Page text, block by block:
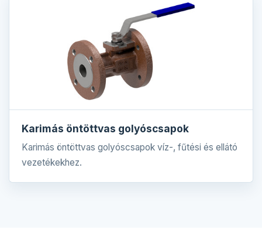
Karimás öntöttvas golyóscsapok
Karimás öntöttvas golyóscsapok víz-, fűtési és ellátó
vezetékekhez.